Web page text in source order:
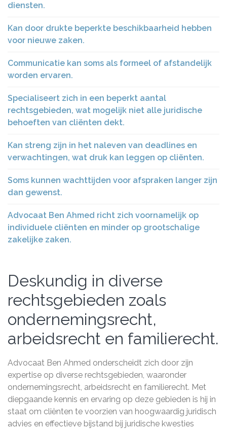
diensten.
Kan door drukte beperkte beschikbaarheid hebben
voor nieuwe zaken.
Communicatie kan soms als formeel of afstandelijk
worden ervaren.
Specialiseert zich in een beperkt aantal
rechtsgebieden, wat mogelijk niet alle juridische
behoeften van cliënten dekt.
Kan streng zijn in het naleven van deadlines en
verwachtingen, wat druk kan leggen op cliënten.
Soms kunnen wachttijden voor afspraken langer zijn
dan gewenst.
Advocaat Ben Ahmed richt zich voornamelijk op
individuele cliënten en minder op grootschalige
zakelijke zaken.
Deskundig in diverse
rechtsgebieden zoals
ondernemingsrecht,
arbeidsrecht en familierecht.
Advocaat Ben Ahmed onderscheidt zich door zijn
expertise op diverse rechtsgebieden, waaronder
ondernemingsrecht, arbeidsrecht en familierecht. Met
diepgaande kennis en ervaring op deze gebieden is hij in
staat om cliënten te voorzien van hoogwaardig juridisch
advies en effectieve bijstand bij juridische kwesties